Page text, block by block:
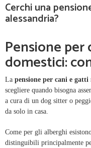
Cerchi una
alessandria?
Pensione per
domestici:
La pensione per cani e gatti
scegliere quando bisogna
a cura di un dog sitter o
da solo in casa.
Come per gli alberghi
distinguibili principalmente